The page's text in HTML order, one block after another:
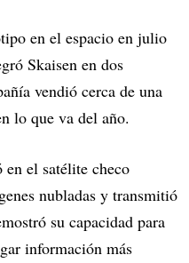
en el espacio en julio
Skaisen en dos
vendió cerca de una
lo que va del año.
el satélite checo
nubladas y transmitió
su capacidad para
información más